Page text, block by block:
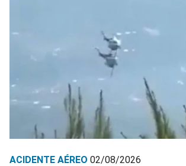
ACIDENTE AÉREO 02/08/2026